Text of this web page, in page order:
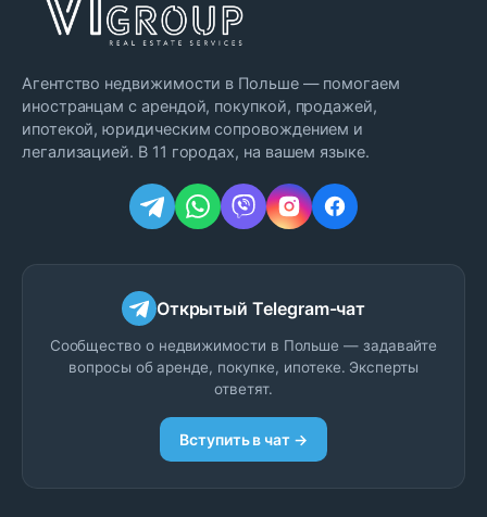
Агентство недвижимости в Польше — помогаем
иностранцам с арендой, покупкой, продажей,
ипотекой, юридическим сопровождением и
легализацией. В 11 городах, на вашем языке.
Открытый Telegram-чат
Сообщество о недвижимости в Польше — задавайте
вопросы об аренде, покупке, ипотеке. Эксперты
ответят.
Вступить в чат →